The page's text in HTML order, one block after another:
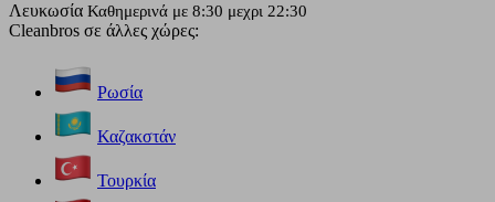
Λευκωσία Καθημερινά με 8:30 μεχρι 22:30
Cleanbros σε άλλες χώρες:
Ρωσία
Καζακστάν
Τουρκία